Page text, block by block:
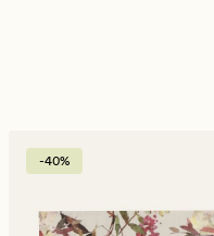
-40%